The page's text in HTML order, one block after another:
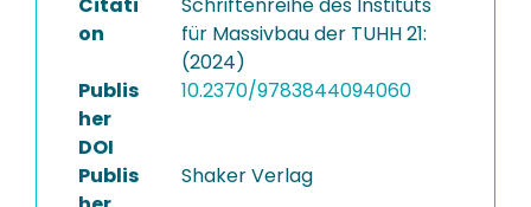
on
für Massivbau der TUHH 21:
(2024)
Publis
her
DOI
10.2370/9783844094060
Publis
Shaker Verlag